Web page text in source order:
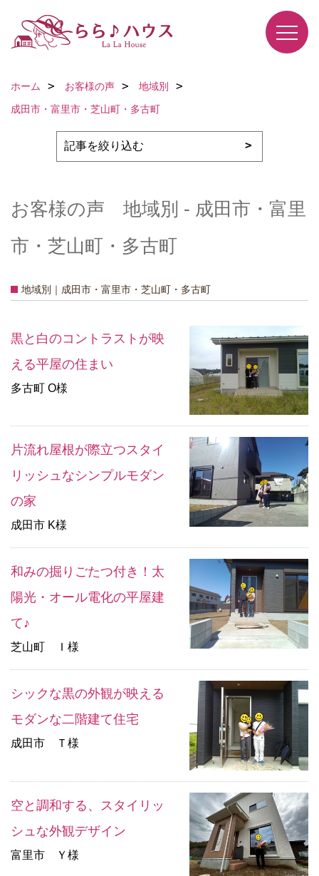
ホーム お客様の声
地域別
成田市・富里市・芝山町・多古町
お客様の声 地域別 - 成田市・富里
市・芝山町・多古町
地域別｜成田市・富里市・芝山町・多古町
黒と白のコントラストが映
える平屋の住まい
多古町 O様
片流れ屋根が際立つスタイ
リッシュなシンプルモダン
の家
成田市 K様
和みの掘りごたつ付き！太
陽光・オール電化の平屋建
て♪
芝山町 Ｉ様
シックな黒の外観が映える
モダンな二階建て住宅
成田市 Ｔ様
空と調和する、スタイリッ
シュな外観デザイン
富里市 Ｙ様